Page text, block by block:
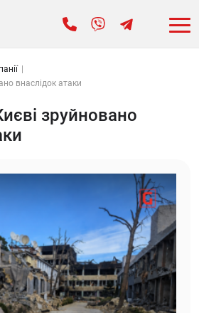
внаслідок атаки
зруйновано